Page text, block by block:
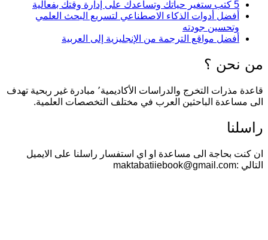
5 كتب ستغير حياتك وتساعدك على إدارة وقتك بفعالية
أفضل أدوات الذكاء الاصطناعي لتسريع البحث العلمي
وتحسين جودته
أفضل مواقع الترجمة من الإنجليزية إلى العربية
من نحن ؟
قاعدة مذرات التخرج والدراسات الأكاديمية٬ مبادرة غير ربحية تهدف
الى مساعدة الباحثين العرب في مختلف التخصصات العلمية.
راسلنا
ان كنت بحاجة الى مساعدة او اي استفسار راسلنا على الايميل
التالي :maktabatiiebook@gmail.com